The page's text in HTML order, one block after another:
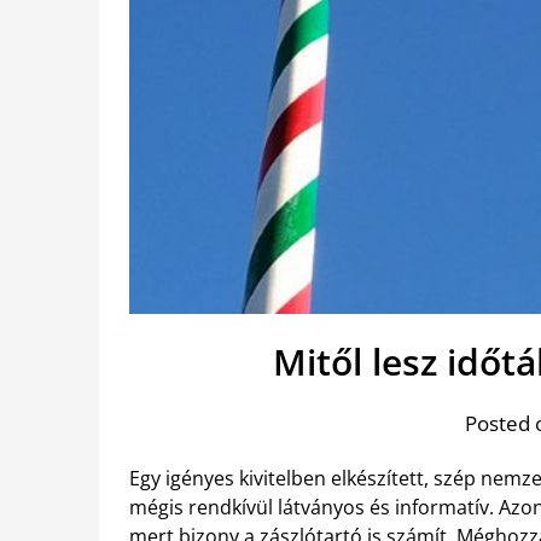
Mitől lesz
Posted
Egy igényes kivitelben elkészített, szép
mégis rendkívül látványos és informatív.